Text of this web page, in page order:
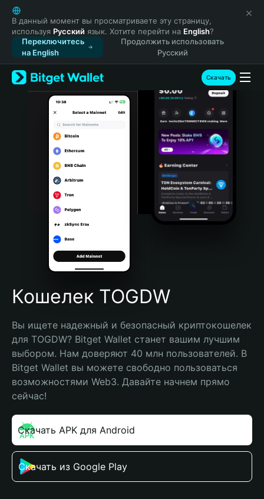
English
日本語
Tiếng Việt
Русский
Español (Latinoamérica)
Türkçe
Italiano
Português (Portugal)
Bahasa Indonesia
Português (Brasil)
Español (Argentina)
В данный момент вы просматриваете эту страницу,
используя Русский язык. Хотите перейти на English?
Переключитесь
на English
Продолжить использовать
Русский
Скачать
Кошелек TOGDW
Вы ищете надежный и безопасный криптокошелек
для TOGDW? Bitget Wallet станет вашим лучшим
выбором. Нам доверяют 40 млн пользователей. В
Bitget Wallet вы можете свободно пользоваться
возможностями Web3. Давайте начнем прямо
сейчас!
Скачать APK для Android
Скачать из Google Play